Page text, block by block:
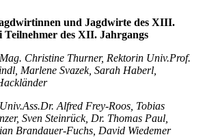
und Jagdwirte des XIII.
Teilnehmer des XII. Jahrgangs
Christine Thurner, Rektorin Univ.Prof.
Marlene Svazek, Sarah Haberl,
Alfred Frey-Roos, Tobias
Sven Steinrück, Dr. Thomas Paul,
Brandauer-Fuchs, David Wiedemer